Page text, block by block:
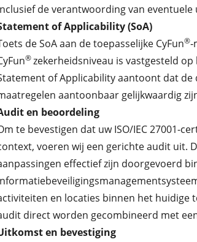
de verantwoording van eventuele
of Applicability (SoA)
de SoA aan de toepasselijke CyFun®
®zekerheidsniveau is vastgesteld
of Applicability aantoont dat
aantoonbaar gelijkwaardig
en beoordeling
te bevestigen dat uw ISO/IEC 27001-
voeren wij een gerichte audit uit.
effectief zijn doorgevoerd
en locaties binnen het huidige
direct worden gecombineerd met
en bevestiging